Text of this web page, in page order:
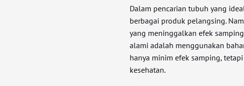
Dalam pencarian tubuh yang
berbagai produk pelangsing.
yang meninggalkan efek
alami adalah menggunakan
hanya minim efek samping,
kesehatan.